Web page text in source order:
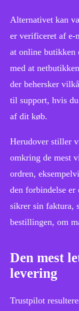
Alternativet kan
er verificeret af e-
at online butikken
med at
der behersker
til support, hvis
af dit køb.
Herudover stiller
omkring de mest
ordren,
den forbindelse er
sikrer sin faktura,
bestillingen, om
Den mest
levering
Trustpilot